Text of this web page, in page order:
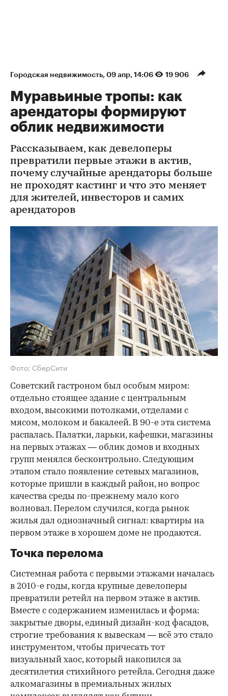
Городская недвижимость 09 апр, 14:06 19 906
Муравьиные тропы: как
арендаторы формируют
облик недвижимости
Рассказываем, как девелоперы
превратили первые этажи в актив,
почему случайные арендаторы больше
не проходят кастинг и что это меняет
для жителей, инвесторов и самих
арендаторов
Фото: СберСити
Советский гастроном был особым миром:
отдельно стоящее здание с центральным
входом, высокими потолками, отделами с
мясом, молоком и бакалеей. В 90-е эта система
распалась. Палатки, ларьки, кафешки, магазины
на первых этажах — облик домов и входных
групп менялся бесконтрольно. Следующим
этапом стало появление сетевых магазинов,
которые пришли в каждый район, но вопрос
качества среды по-прежнему мало кого
волновал. Перелом случился, когда рынок
жилья дал однозначный сигнал: квартиры на
первом этаже в хорошем доме не продаются.
Точка перелома
Системная работа с первыми этажами началась
в 2010-е годы, когда крупные девелоперы
превратили ретейл на первом этаже в актив.
Вместе с содержанием изменилась и форма:
закрытые дворы, единый дизайн-код фасадов,
строгие требования к вывескам — всё это стало
инструментом, чтобы причесать тот
визуальный хаос, который накопился за
десятилетия стихийного ретейла. Сегодня даже
алкомагазины в премиальных жилых